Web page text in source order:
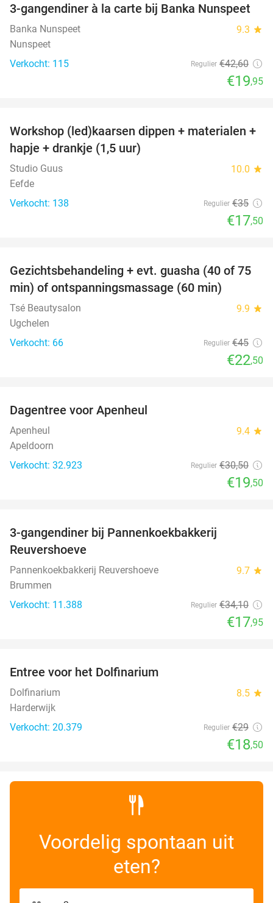
53%
NEW
TODAY
3-gangendiner à la carte bij Banka Nunspeet
Banka Nunspeet 9.3 star
Nunspeet
Verkocht: 115
Regulier €42,60
€19,95
50%
Workshop (led)kaarsen dippen + materialen +
hapje + drankje (1,5 uur)
Studio Guus 10.0 star
Eefde
Verkocht: 138
Regulier €35
€17,50
50%
OUT
Gezichtsbehandeling + evt. guasha (40 of 75
min) of ontspanningsmassage (60 min)
Tsé Beautysalon 9.9 star
Ugchelen
Verkocht: 66
Regulier €45
€22,50
Dagentree voor Apenheul
Apenheul 9.4 star
Apeldoorn
Verkocht: 32.923
Regulier €30,50
€19,50
3-gangendiner bij Pannenkoekbakkerij
Reuvershoeve
Pannenkoekbakkerij Reuvershoeve 9.7 star
Brummen
Verkocht: 11.388
Regulier €34,10
€17,95
Entree voor het Dolfinarium
Dolfinarium 8.5 star
Harderwijk
Verkocht: 20.379
Regulier €29
€18,50
Voordelig spontaan uit
eten?